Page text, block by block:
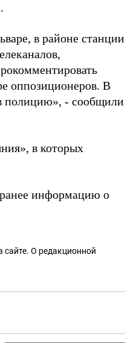
в районе станции
оппозиционеров. В
полицию», - сообщили
в которых
информацию о
сайте. О редакционной